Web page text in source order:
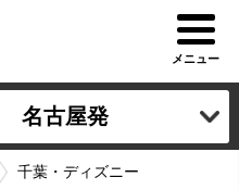
メニュー
名古屋発
千葉・ディズニー